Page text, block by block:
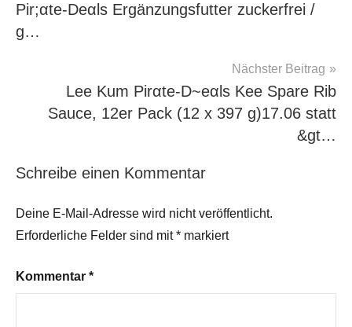
Pir;αtе-Dеαls Ergänzungsfutter zuckerfrei /
g…
Nächster Beitrag
Lee Kum Pirαtе-D~еαls Kee Spare Rib
Sauce, 12er Pack (12 x 397 g)17.06 statt
&gt…
Schreibe einen Kommentar
Deine E-Mail-Adresse wird nicht veröffentlicht.
Erforderliche Felder sind mit* markiert
Kommentar *